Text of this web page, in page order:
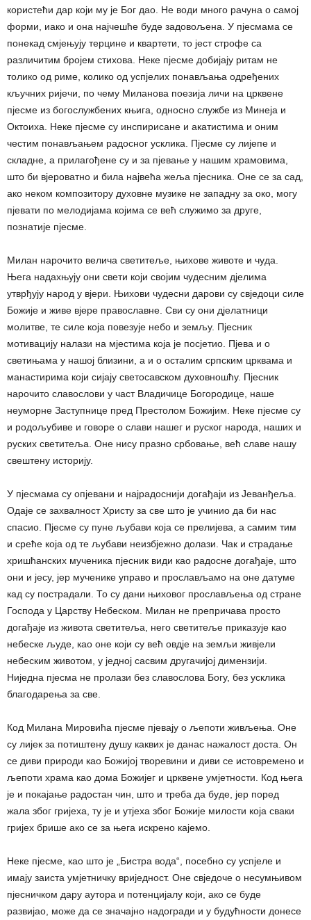
користећи дар који му је Бог дао. Не води много рачуна о самој
форми, иако и она најчешће буде задовољена. У пјесмама се
понекад смјењују терцине и квартети, то јест строфе са
различитим бројем стихова. Неке пјесме добијају ритам не
толико од риме, колико од успјелих понављања одређених
кључних ријечи, по чему Миланова поезија личи на црквене
пјесме из богослужбених књига, односно службе из Минеја и
Октоиха. Неке пјесме су инспирисане и акатистима и оним
честим понављањем радосног усклика. Пјесме су лијепе и
складне, а прилагођене су и за пјевање у нашим храмовима,
што би вјероватно и била највећа жеља пјесника. Оне се за сад,
ако неком композитору духовне музике не западну за око, могу
пјевати по мелодијама којима се већ служимо за друге,
познатије пјесме.
Милан нарочито велича светитеље, њихове животе и чуда.
Њега надахњују они свети који својим чудесним дјелима
утврђују народ у вјери. Њихови чудесни дарови су свједоци силе
Божије и живе вјере православне. Сви су они дјелатници
молитве, те силе која повезује небо и земљу. Пјесник
мотивацију налази на мјестима која је посјетио. Пјева и о
светињама у нашој близини, а и о осталим српским црквама и
манастирима који сијају светосавском духовношћу. Пјесник
нарочито славослови у част Владичице Богородице, наше
неуморне Заступнице пред Престолом Божијим. Неке пјесме су
и родољубиве и говоре о слави нашег и руског народа, наших и
руских светитеља. Оне нису празно србовање, већ славе нашу
свештену историју.
У пјесмама су опјевани и најрадоснији догађаји из Јеванђеља.
Одаје се захвалност Христу за све што је учинио да би нас
спасио. Пјесме су пуне љубави која се прелијева, а самим тим
и среће која од те љубави неизбјежно долази. Чак и страдање
хришћанских мученика пјесник види као радосне догађаје, што
они и јесу, јер мученике управо и прослављамо на оне датуме
кад су пострадали. То су дани њиховог прослављења од стране
Господа у Царству Небеском. Милан не препричава просто
догађаје из живота светитеља, него светитеље приказује као
небеске људе, као оне који су већ овдје на земљи живјели
небеским животом, у једној сасвим другачијој димензији.
Ниједна пјесма не пролази без славослова Богу, без усклика
благодарења за све.
Код Милана Мировића пјесме пјевају о љепоти живљења. Оне
су лијек за потиштену душу каквих је данас нажалост доста. Он
се диви природи као Божијој творевини и диви се истовремено и
љепоти храма као дома Божијег и црквене умјетности. Код њега
је и покајање радостан чин, што и треба да буде, јер поред
жала због гријеха, ту је и утјеха због Божије милости која сваки
гријех брише ако се за њега искрено кајемо.
Неке пјесме, као што је „Бистра вода“, посебно су успјеле и
имају заиста умјетничку вриједност. Оне свједоче о несумњивом
пјесничком дару аутора и потенцијалу који, ако се буде
развијао, може да се значајно надогради и у будућности донесе